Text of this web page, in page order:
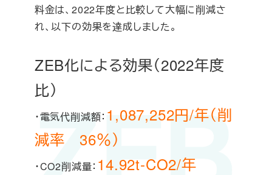
料金は、2022年度と比較して大幅に削減さ
れ、以下の効果を達成しました。
ZEB化による効果（2022年度
比）
・電気代削減額： 1,087,252円/年（削
減率 36％）
・CO2削減量： 14.92t-CO2/年